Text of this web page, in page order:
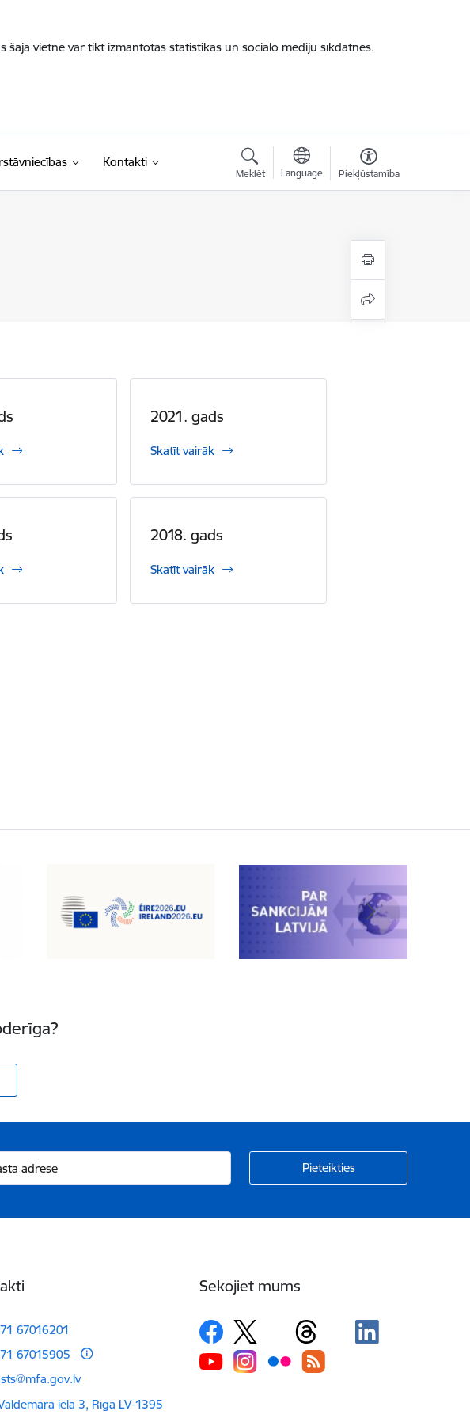
vietnē var tikt izmantotas statistikas un sociālo mediju sīkdatnes.
Kontakti
Meklēt Language Piekļūstamība
2021. gads
Skatīt vairāk
2018. gads
Skatīt vairāk
67016201
67015905
iela 3, Rīga LV-1395
Sekojiet mums